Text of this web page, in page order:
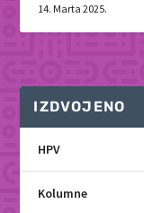
14. Marta 2025.
IZDVOJENO
HPV
Kolumne